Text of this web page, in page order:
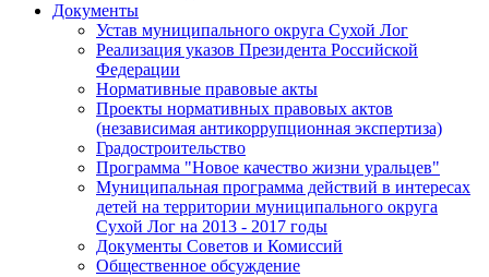
Документы
Устав муниципального округа Сухой Лог
Реализация указов Президента Российской
Федерации
Нормативные правовые акты
Проекты нормативных правовых актов
(независимая антикоррупционная экспертиза)
Градостроительство
Программа "Новое качество жизни уральцев"
Муниципальная программа действий в интересах
детей на территории муниципального округа
Сухой Лог на 2013 - 2017 годы
Документы Советов и Комиссий
Общественное обсуждение